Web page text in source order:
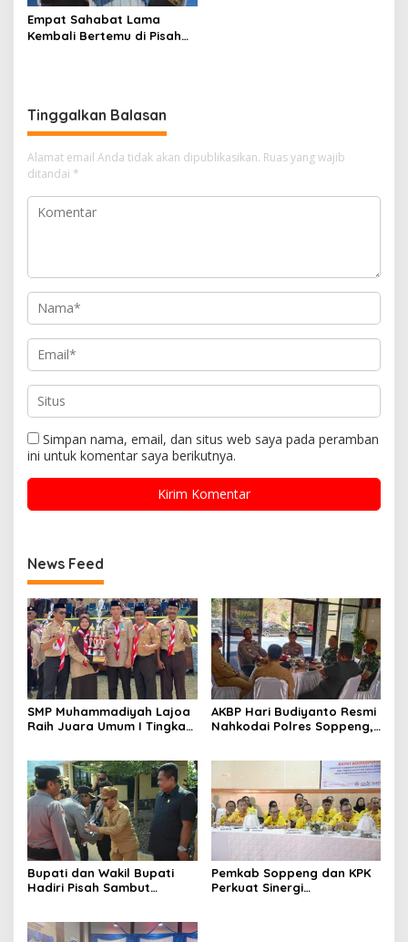
Empat Sahabat Lama
Kembali Bertemu di Pisah
Tinggalkan Balasan
Alamat email Anda tidak akan dipublikasikan. Ruas yang wajib
ditandai *
Simpan nama, email, dan situs web saya pada peramban
ini untuk komentar saya berikutnya.
News Feed
SMP Muhammadiyah Lajoa
Raih Juara Umum I Tingkat
ke-65 Kwarcab Soppeng
AKBP Hari Budiyanto Resmi
Nahkodai Polres Soppeng,
Bupati dan Wakil Bupati
Hadiri Pisah Sambut
Pemkab Soppeng dan KPK
Perkuat Sinergi